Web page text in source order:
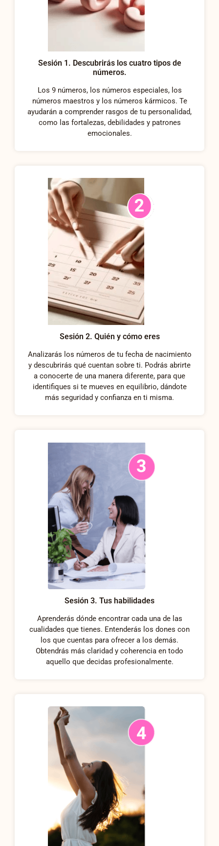
Sesión 1. Descubrirás los cuatro tipos de
números.
Los 9 números, los números especiales, los
números maestros y los números kármicos. Te
ayudarán a comprender rasgos de tu personalidad,
como las fortalezas, debilidades y patrones
emocionales.
Sesión 2. Quién y cómo eres
Analizarás los números de tu fecha de nacimiento
y descubrirás qué cuentan sobre ti. Podrás abrirte
a conocerte de una manera diferente, para que
identifiques si te mueves en equilibrio, dándote
más seguridad y confianza en ti misma.
Sesión 3. Tus habilidades
Aprenderás dónde encontrar cada una de las
cualidades que tienes. Entenderás los dones con
los que cuentas para ofrecer a los demás.
Obtendrás más claridad y coherencia en todo
aquello que decidas profesionalmente.